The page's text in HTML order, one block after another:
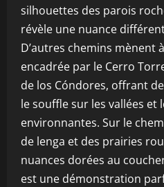
silhouettes des parois
révèle une nuance
D’autres chemins mènent
encadrée par le Cerro
de los Cóndores, offrant
le souffle sur les vallées et
environnantes. Sur le
de lenga et des prairies
nuances dorées au
est une démonstration